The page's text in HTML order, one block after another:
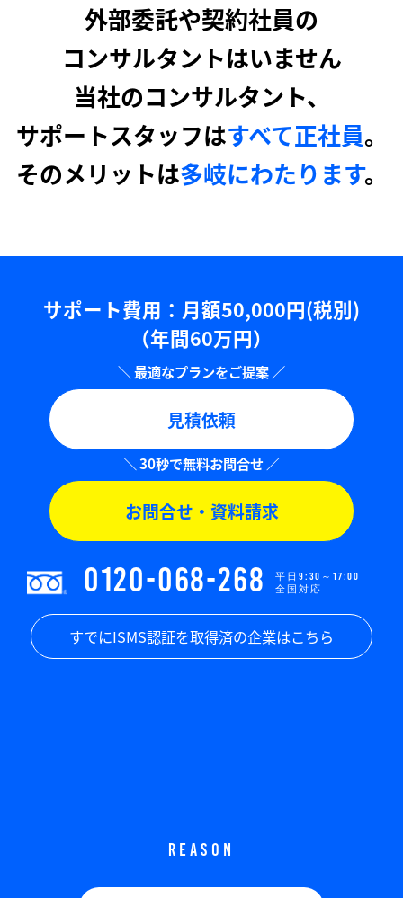
外部委託や契約社員の
コンサルタントはいません
当社のコンサルタント、
サポートスタッフはすべて正社員。
そのメリットは多岐にわたります。
サポート費用：⽉額50,000円(税別)
（年間60万円）
見積依頼
お問合せ・資料請求
0120-068-268
平日9:30～17:00
全国対応
すでにISMS認証を取得済の企業はこちら
REASON